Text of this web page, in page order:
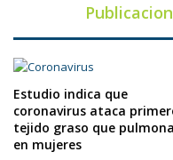
Estudio indica que
coronavirus ataca
tejido graso que
en mujeres